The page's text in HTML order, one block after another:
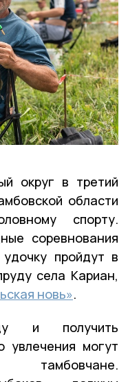
округ в третий
области
спорту.
соревнования
пройдут в
села Кариан,
новь».
и получить
увлечения могут